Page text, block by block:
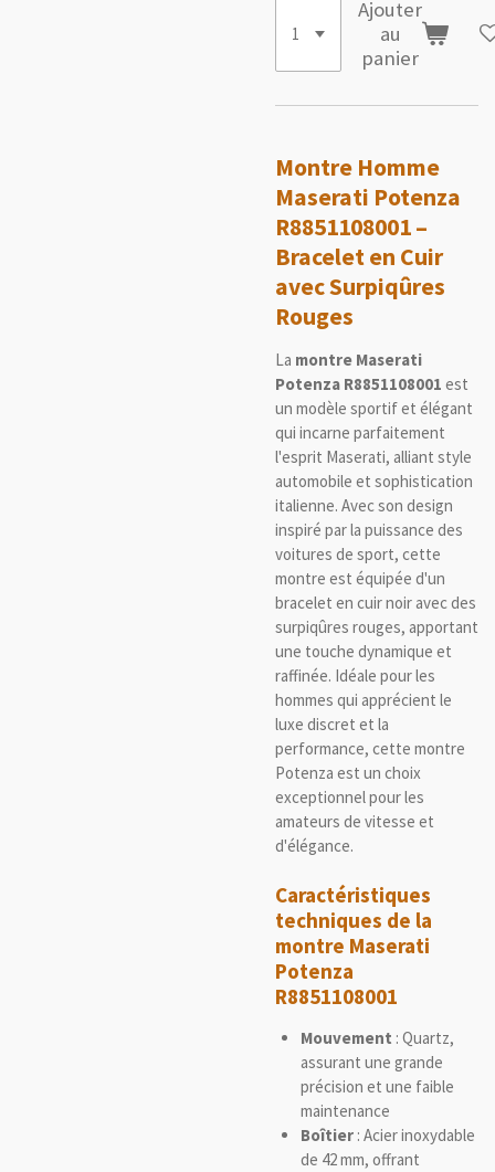
Ajouter
au
panier
Montre Homme
Maserati Potenza
R8851108001 –
Bracelet en Cuir
avec Surpiqûres
Rouges
La montre Maserati
Potenza R8851108001 est
un modèle sportif et élégant
qui incarne parfaitement
l'esprit Maserati, alliant style
automobile et sophistication
italienne. Avec son design
inspiré par la puissance des
voitures de sport, cette
montre est équipée d'un
bracelet en cuir noir avec des
surpiqûres rouges, apportant
une touche dynamique et
raffinée. Idéale pour les
hommes qui apprécient le
luxe discret et la
performance, cette montre
Potenza est un choix
exceptionnel pour les
amateurs de vitesse et
d'élégance.
Caractéristiques
techniques de la
montre Maserati
Potenza
R8851108001
Mouvement : Quartz,
assurant une grande
précision et une faible
maintenance
Boîtier : Acier inoxydable
de 42 mm, offrant